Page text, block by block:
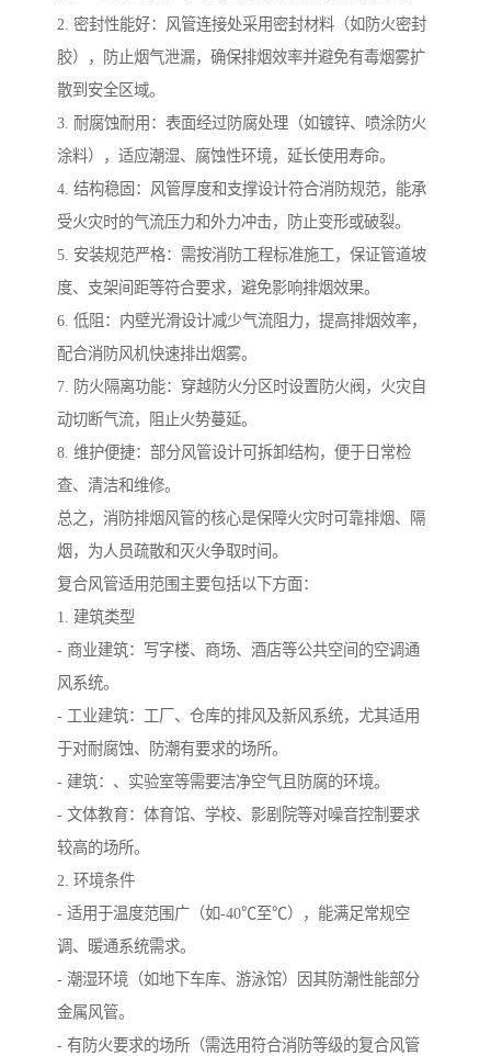
2. 密封性能好：风管连接处采用密封材料（如防火密封
胶），防止烟气泄漏，确保排烟效率并避免有毒烟雾扩
散到安全区域。
3. 耐腐蚀耐用：表面经过防腐处理（如镀锌、喷涂防火
涂料），适应潮湿、腐蚀性环境，延长使用寿命。
4. 结构稳固：风管厚度和支撑设计符合消防规范，能承
受火灾时的气流压力和外力冲击，防止变形或破裂。
5. 安装规范严格：需按消防工程标准施工，保证管道坡
度、支架间距等符合要求，避免影响排烟效果。
6. 低阻：内壁光滑设计减少气流阻力，提高排烟效率，
配合消防风机快速排出烟雾。
7. 防火隔离功能：穿越防火分区时设置防火阀，火灾自
动切断气流，阻止火势蔓延。
8. 维护便捷：部分风管设计可拆卸结构，便于日常检
查、清洁和维修。
总之，消防排烟风管的核心是保障火灾时可靠排烟、隔
烟，为人员疏散和灭火争取时间。
复合风管适用范围主要包括以下方面：
1. 建筑类型
- 商业建筑：写字楼、商场、酒店等公共空间的空调通
风系统。
- 工业建筑：工厂、仓库的排风及新风系统，尤其适用
于对耐腐蚀、防潮有要求的场所。
- 建筑：、实验室等需要洁净空气且防腐的环境。
- 文体教育：体育馆、学校、影剧院等对噪音控制要求
较高的场所。
2. 环境条件
- 适用于温度范围广（如-40℃至℃），能满足常规空
调、暖通系统需求。
- 潮湿环境（如地下车库、游泳馆）因其防潮性能部分
金属风管。
- 有防火要求的场所（需选用符合消防等级的复合风管